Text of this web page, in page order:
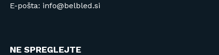
E-pošta: info@belbled.si
NE SPREGLEJTE